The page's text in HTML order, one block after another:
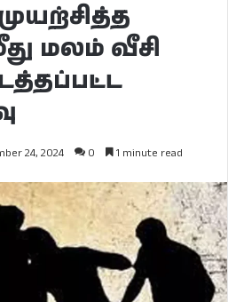
மலம் வீசி
24, 2024 0 1 minute read